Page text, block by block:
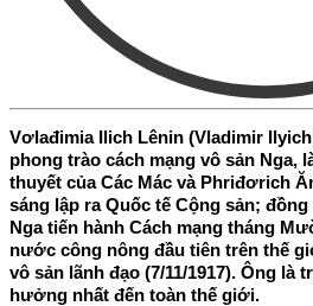
Vơlađimia Ilich Lênin (Vladimir
phong trào cách mạng vô sản Nga,
thuyết của Các Mác và Phriđơrich
sáng lập ra Quốc tế Cộng sản;
Nga tiến hành Cách mạng tháng
nước công nông đầu tiên trên thế
vô sản lãnh đạo (7/11/1917). Ông là
hưởng nhất đến toàn thế giới.